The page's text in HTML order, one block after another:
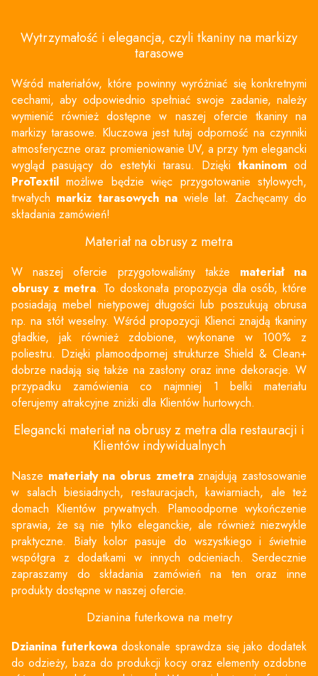
Wytrzymałość i elegancja, czyli tkaniny na markizy
tarasowe
Wśród materiałów, które powinny wyróżniać się konkretnymi
cechami, aby odpowiednio spełniać swoje zadanie, należy
wymienić również dostępne w naszej ofercie tkaniny na
markizy tarasowe. Kluczowa jest tutaj odporność na czynniki
atmosferyczne oraz promieniowanie UV, a przy tym elegancki
wygląd pasujący do estetyki tarasu. Dzięki tkaninom od
ProTextil możliwe będzie więc przygotowanie stylowych,
trwałych markiz tarasowych na wiele lat. Zachęcamy do
składania zamówień!
Materiał na obrusy z metra
W naszej ofercie przygotowaliśmy także materiał na
obrusy z metra. To doskonała propozycja dla osób, które
posiadają mebel nietypowej długości lub poszukują obrusa
np. na stół weselny. Wśród propozycji Klienci znajdą tkaniny
gładkie, jak również zdobione, wykonane w 100% z
poliestru. Dzięki plamoodpornej strukturze Shield & Clean+
dobrze nadają się także na zasłony oraz inne dekoracje. W
przypadku zamówienia co najmniej 1 belki materiału
oferujemy atrakcyjne zniżki dla Klientów hurtowych.
Elegancki materiał na obrusy z metra dla restauracji i
Klientów indywidualnych
Nasze materiały na obrus zmetraznajdują zastosowanie
w salach biesiadnych, restauracjach, kawiarniach, ale też
domach Klientów prywatnych. Plamoodporne wykończenie
sprawia, że są nie tylko eleganckie, ale również niezwykle
praktyczne. Biały kolor pasuje do wszystkiego i świetnie
współgra z dodatkami w innych odcieniach. Serdecznie
zapraszamy do składania zamówień na ten oraz inne
produkty dostępne w naszej ofercie.
Dzianina futerkowa na metry
Dzianina futerkowadoskonale sprawdza się jako dodatek
do odzieży, baza do produkcji kocy oraz elementy ozdobne